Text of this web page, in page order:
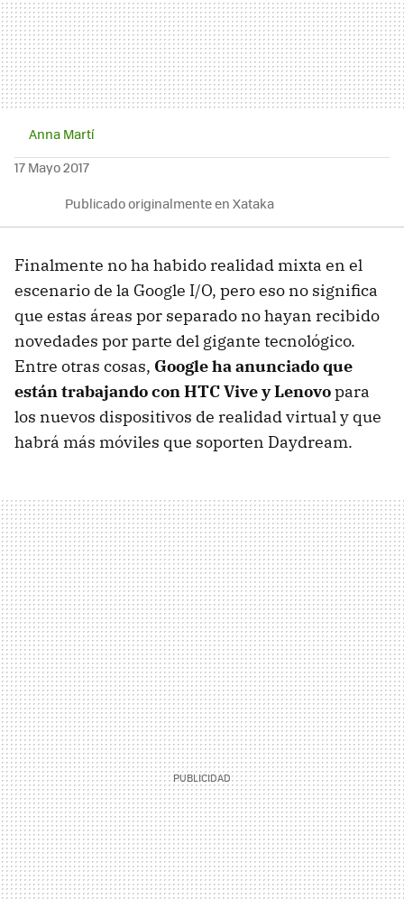
Anna Martí
17 Mayo 2017
Publicado originalmente en Xataka
Finalmente no ha habido realidad mixta en el
escenario de la Google I/O, pero eso no significa
que estas áreas por separado no hayan recibido
novedades por parte del gigante tecnológico.
Entre otras cosas, Google ha anunciado que
están trabajando con HTC Vive y Lenovopara
los nuevos dispositivos de realidad virtual y que
habrá más móviles que soporten Daydream.